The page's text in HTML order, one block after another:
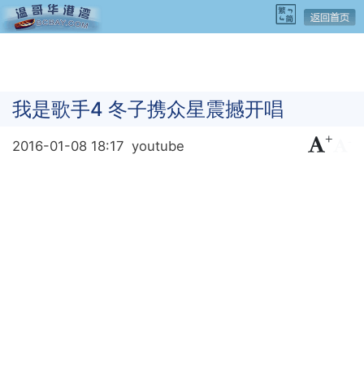
我是歌手4 冬子携众星震撼开唱
2016-01-08 18:17 youtube +